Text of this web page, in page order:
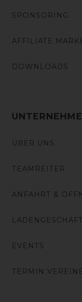
SPONSORING
AFFILIATE
DOWNLOADS
ÜBER UNS
TEAMREITER
ANFAHRT &
LADENGESCHÄFT
EVENTS
TERMIN